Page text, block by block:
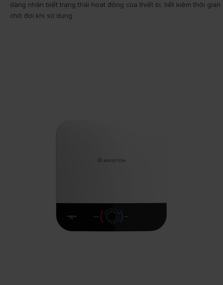
dàng nhận biết trạng thái hoạt động của thiết bị, tiết kiệm thời gian
chờ đợi khi sử dụng.